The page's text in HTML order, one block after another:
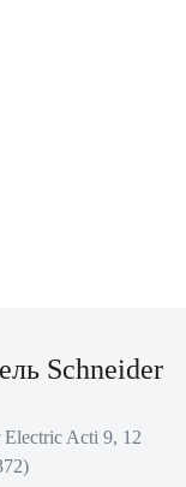
Schneider
Acti 9, 12